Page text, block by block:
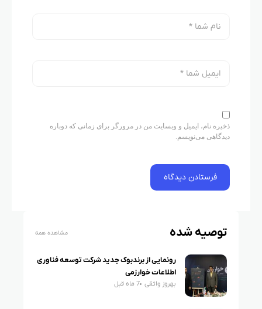
ذخیره نام، ایمیل و وبسایت من در مرورگر برای زمانی که دوباره
دیدگاهی می‌نویسم.
توصیه شده مشاهده همه
رونمایی از برندبوک جدید شرکت توسعه فناوری
اطلاعات خوارزمی
بهروز واثقی 7 ماه قبل